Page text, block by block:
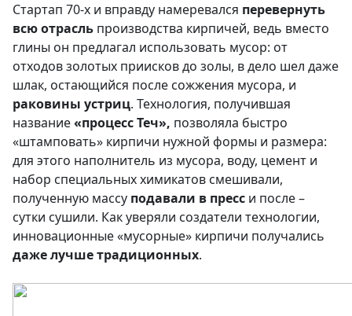
Стартап 70-х и вправду намеревался перевернуть
всю отрасль производства кирпичей, ведь вместо
глины он предлагал использовать мусор: от
отходов золотых приисков до золы, в дело шел даже
шлак, остающийся после сожжения мусора, и
раковины устриц. Технология, получившая
название«процесс Теч», позволяла быстро
«штамповать» кирпичи нужной формы и размера:
для этого наполнитель из мусора, воду, цемент и
набор специальных химикатов смешивали,
полученную массу подавали в пресс и после –
сутки сушили. Как уверяли создатели технологии,
инновационные «мусорные» кирпичи получались
даже лучше традиционных.